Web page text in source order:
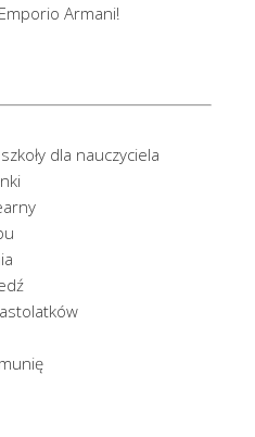
Armani!
dla nauczyciela